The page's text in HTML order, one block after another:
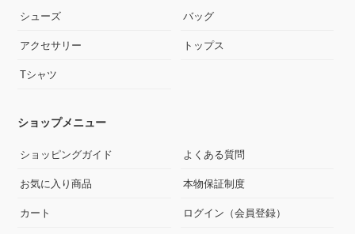
シューズ バッグ
アクセサリー トップス
Tシャツ
ショップメニュー
ショッピングガイド よくある質問
お気に入り商品 本物保証制度
カート ログイン（会員登録）